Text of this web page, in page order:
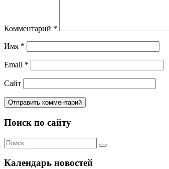
Комментарий *
Имя *
Email *
Сайт
Поиск по сайту
Поиск
по:
Поиск
Календарь новостей